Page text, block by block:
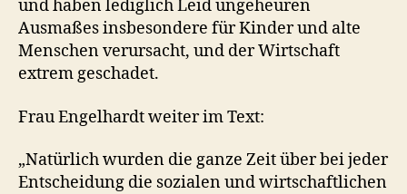
und haben lediglich Leid ungeheuren
Ausmaßes insbesondere für Kinder und alte
Menschen verursacht, und der Wirtschaft
extrem geschadet.
Frau Engelhardt weiter im Text:
„Natürlich wurden die ganze Zeit über bei jeder
Entscheidung die sozialen und wirtschaftlichen